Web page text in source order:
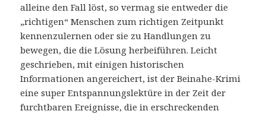
alleine den Fall löst, so vermag sie entweder die
„richtigen“ Menschen zum richtigen Zeitpunkt
kennenzulernen oder sie zu Handlungen zu
bewegen, die die Lösung herbeiführen. Leicht
geschrieben, mit einigen historischen
Informationen angereichert, ist der Beinahe-Krimi
eine super Entspannungslektüre in der Zeit der
furchtbaren Ereignisse, die in erschreckenden